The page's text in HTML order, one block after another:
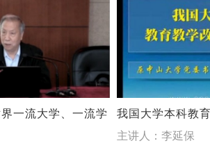
一流大学、一流学
我国大学本科教
主讲人：李延保